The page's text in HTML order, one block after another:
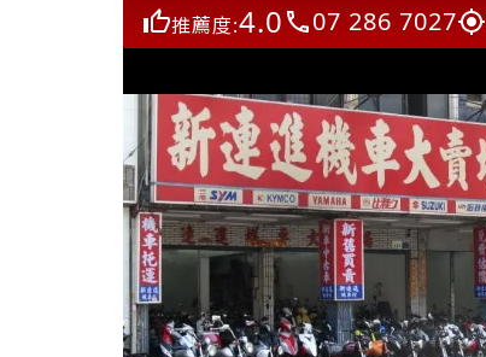
推薦度:4.0 07 286 7027